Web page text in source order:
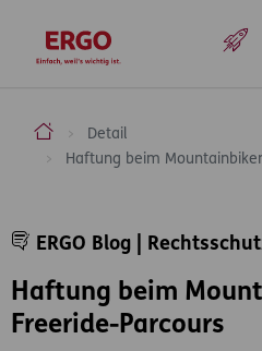
zur Startseite
ERGO Versicherung
Detail
Haftung beim
Haftung beim
Freeride-Parcours
ERGO Blog |